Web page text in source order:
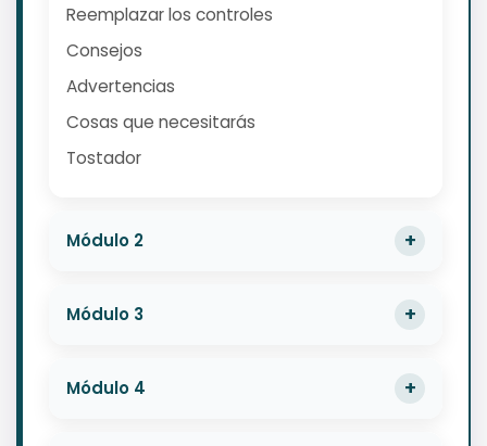
Reemplazar los controles
Consejos
Advertencias
Cosas que necesitarás
Tostador
Módulo 2
Módulo 3
Módulo 4